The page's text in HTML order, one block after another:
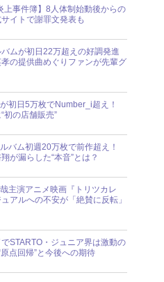
上事件簿】8人体制始動後からの
イトで謝罪文発表も
ムが初日22万超えの好調発進
の提供曲めぐりファンが先輩グ
が初日5万枚でNumber_i超え！
初の店舗販売”
バム初週20万枚で前作超え！
が漏らした“本音”とは？
主演アニメ映画『トリツカレ
アルへの不安が「絶賛に反転」
STARTO・ジュニア界は激動の
点回帰”と今後への期待